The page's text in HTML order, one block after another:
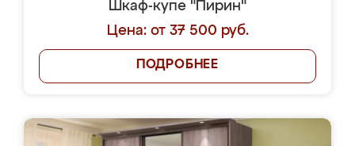
Шкаф-купе "Пирин"
Цена: от 37 500 руб.
ПОДРОБНЕЕ